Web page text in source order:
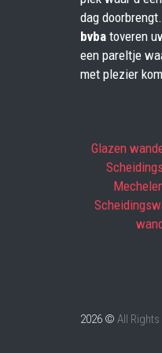
dag
bvba toveren
een pareltje
met plezier
Glazen
2026 © All